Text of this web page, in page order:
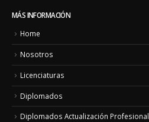
MÁS INFORMACIÓN
Home
Nosotros
Licenciaturas
Diplomados
Diplomados Actualización Profesional